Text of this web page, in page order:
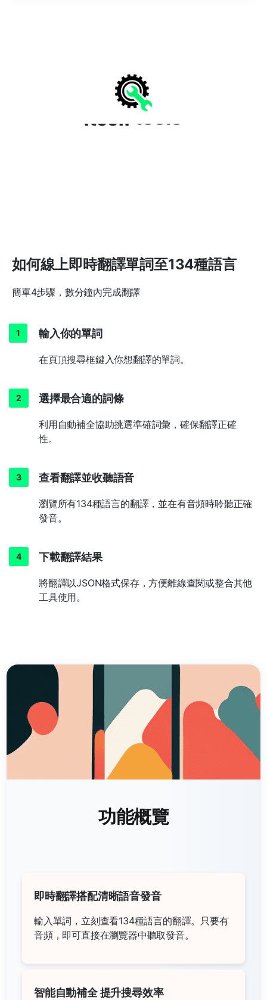
如何線上即時翻譯單詞至134種語言
簡單4步驟，數分鐘內完成翻譯
輸入你的單詞
在頁頂搜尋框鍵入你想翻譯的單詞。
選擇最合適的詞條
利用自動補全協助挑選準確詞彙，確保翻譯正確
性。
查看翻譯並收聽語音
瀏覽所有134種語言的翻譯，並在有音頻時聆聽正確
發音。
下載翻譯結果
將翻譯以JSON格式保存，方便離線查閱或整合其他
工具使用。
功能概覽
即時翻譯搭配清晰語音發音
輸入單詞，立刻查看134種語言的翻譯。只要有
音頻，即可直接在瀏覽器中聽取發音。
智能自動補全 提升搜尋效率